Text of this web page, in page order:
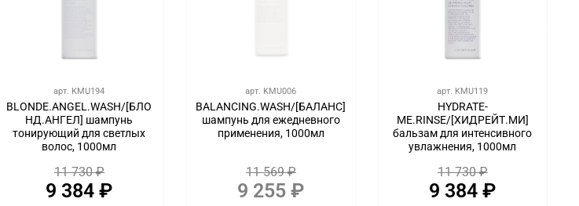
арт. KMU194
BLONDE.ANGEL.WASH/[БЛО
НД.АНГЕЛ] шампунь
тонирующий для светлых
волос, 1000мл
11 730 ₽
9 384 ₽
арт. KMU006
BALANCING.WASH/[БАЛАНС]
шампунь для ежедневного
применения, 1000мл
11 569 ₽
9 255 ₽
арт. KMU119
HYDRATE-
ME.RINSE/[ХИДРЕЙТ.МИ]
бальзам для интенсивного
увлажнения, 1000мл
11 730 ₽
9 384 ₽